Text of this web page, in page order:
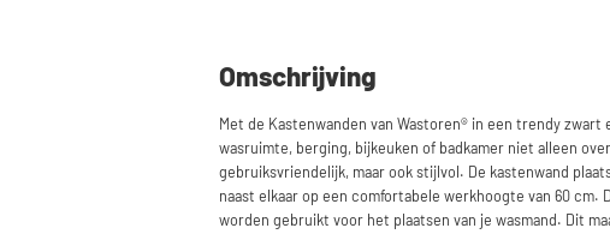
Omschrijving
Met de Kastenwanden van Wastoren® in een trendy zwart
wasruimte, berging, bijkeuken of badkamer niet alleen
gebruiksvriendelijk, maar ook stijlvol. De kastenwand
naast elkaar op een comfortabele werkhoogte van 60 cm.
worden gebruikt voor het plaatsen van je wasmand. Dit